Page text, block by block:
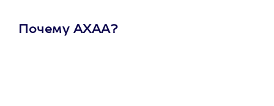
Почему АХАА?